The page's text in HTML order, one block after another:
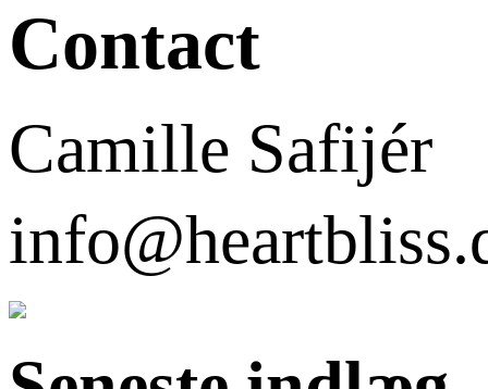
Contact
Camille Safijér